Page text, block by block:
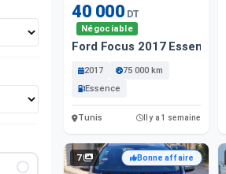
40 000 DT
Négociable
Ford Focus 2017 Essence
2017
75 000 km
Essence
Tunis Il y a 1 semaine
7 Bonne affaire